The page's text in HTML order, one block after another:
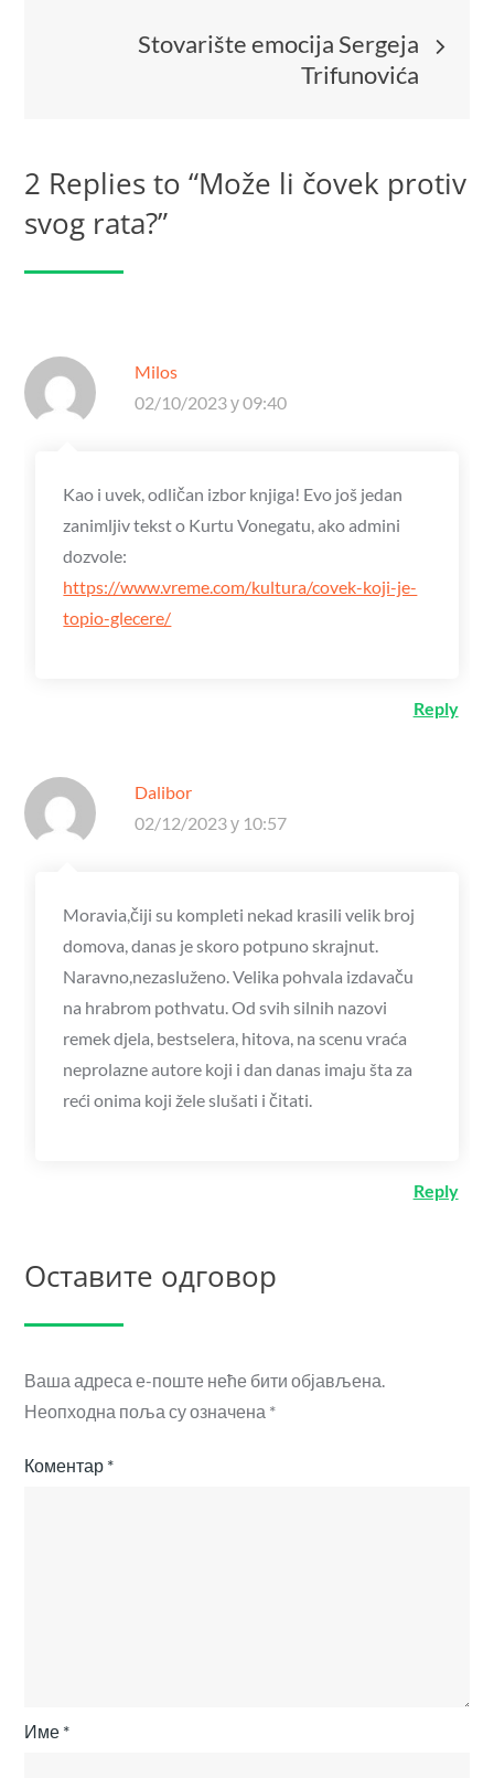
Stovarište emocija Sergeja
Trifunovića
2 Replies to “Može li čovek protiv
svog rata?”
Milos
02/10/2023 у 09:40
Kao i uvek, odličan izbor knjiga! Evo još jedan
zanimljiv tekst o Kurtu Vonegatu, ako admini
dozvole:
https://www.vreme.com/kultura/covek-koji-je-
topio-glecere/
Reply
Dalibor
02/12/2023 у 10:57
Moravia,čiji su kompleti nekad krasili velik broj
domova, danas je skoro potpuno skrajnut.
Naravno,nezasluženo. Velika pohvala izdavaču
na hrabrom pothvatu. Od svih silnih nazovi
remek djela, bestselera, hitova, na scenu vraća
neprolazne autore koji i dan danas imaju šta za
reći onima koji žele slušati i čitati.
Reply
Оставите одговор
Ваша адреса е-поште неће бити објављена.
Неопходна поља су означена *
Коментар *
Име *